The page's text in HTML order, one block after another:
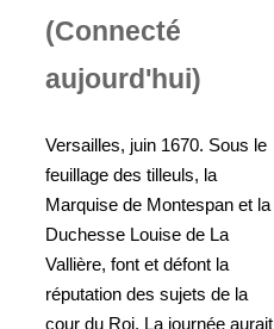
(Connecté
aujourd'hui)
Versailles, juin 1670. Sous le
feuillage des tilleuls, la
Marquise de Montespan et la
Duchesse Louise de La
Vallière, font et défont la
réputation des sujets de la
cour du Roi. La journée aurait